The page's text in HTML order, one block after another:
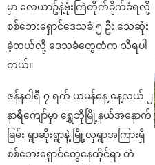
မှာ လေယာဥ်နဲ့ဗုံးကြဲတိုက်ခိုက်ခံရလို့
စစ်ဘေးရှောင်ဒေသခံ ၅ ဦး သေဆုံး
ခဲ့တယ်လို့ ဒေသခံတွေထံက သိရပါ
တယ်။
ဇန်နဝါရီ ၇ ရက် ယမန်နေ့ နေ့လယ် ၂
နာရီကျော်မှာ ရွှေဘိုမြို့နယ်အနောက်
ခြမ်း ရွာဆိုးရွာနဲ့ မြို့လှရွာအကြားရှိ
စစ်ဘေးရှောင်တွေနေထိုင်ရာ တဲ